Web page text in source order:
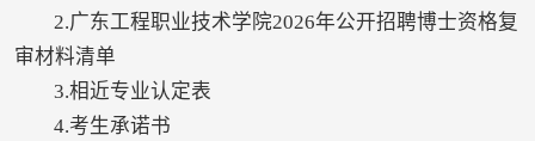
2.广东工程职业技术学院2026年公开招聘博士资格复
审材料清单
3.相近专业认定表
4.考生承诺书